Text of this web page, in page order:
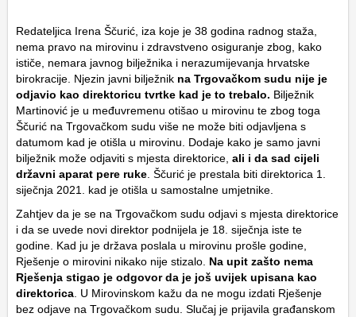
Redateljica Irena Ščurić, iza koje je 38 godina radnog staža,
nema pravo na mirovinu i zdravstveno osiguranje zbog, kako
ističe, nemara javnog bilježnika i nerazumijevanja hrvatske
birokracije. Njezin javni bilježnik na Trgovačkom sudu nije je
odjavio kao direktoricu tvrtke kad je to trebalo. Bilježnik
Martinović je u međuvremenu otišao u mirovinu te zbog toga
Ščurić na Trgovačkom sudu više ne može biti odjavljena s
datumom kad je otišla u mirovinu. Dodaje kako je samo javni
bilježnik može odjaviti s mjesta direktorice, ali i da sad cijeli
državni aparat pere ruke. Ščurić je prestala biti direktorica 1.
siječnja 2021. kad je otišla u samostalne umjetnike.
Zahtjev da je se na Trgovačkom sudu odjavi s mjesta direktorice
i da se uvede novi direktor podnijela je 18. siječnja iste te
godine. Kad ju je država poslala u mirovinu prošle godine,
Rješenje o mirovini nikako nije stizalo. Na upit zašto nema
Rješenja stigao je odgovor da je još uvijek upisana kao
direktorica. U Mirovinskom kažu da ne mogu izdati Rješenje
bez odjave na Trgovačkom sudu. Slučaj je prijavila građanskom